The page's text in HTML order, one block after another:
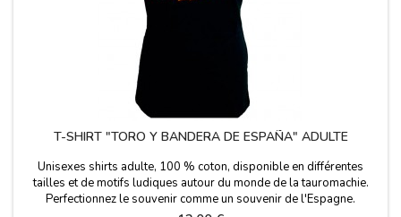
T-SHIRT "TORO Y BANDERA DE ESPAÑA" ADULTE
Unisexes shirts adulte, 100 % coton, disponible en différentes
tailles et de motifs ludiques autour du monde de la tauromachie.
Perfectionnez le souvenir comme un souvenir de l'Espagne.